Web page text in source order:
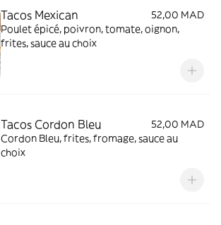
Tacos Mexican
52,00 MAD
Poulet épicé, poivron, tomate, oignon,
frites, sauce au choix
Tacos Cordon Bleu
52,00 MAD
Cordon Bleu, frites, fromage, sauce au
choix